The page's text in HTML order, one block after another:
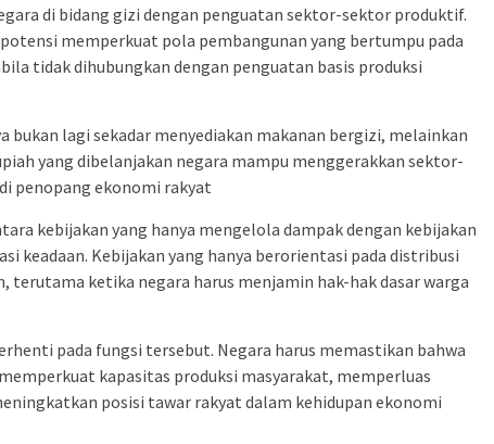
di bidang gizi dengan penguatan sektor-sektor produktif.
memperkuat pola pembangunan yang bertumpu pada
tidak dihubungkan dengan penguatan basis produksi
bukan lagi sekadar menyediakan makanan bergizi, melainkan
yang dibelanjakan negara mampu menggerakkan sektor-
penopang ekonomi rakyat
kebijakan yang hanya mengelola dampak dengan kebijakan
keadaan. Kebijakan yang hanya berorientasi pada distribusi
terutama ketika negara harus menjamin hak-hak dasar warga
pada fungsi tersebut. Negara harus memastikan bahwa
kapasitas produksi masyarakat, memperluas
posisi tawar rakyat dalam kehidupan ekonomi